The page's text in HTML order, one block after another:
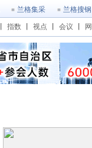
兰格集采 兰格搜钢
指数 视点 会议